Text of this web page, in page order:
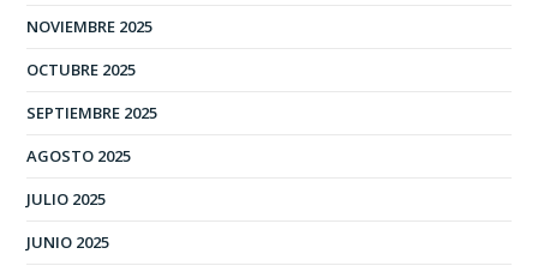
NOVIEMBRE 2025
OCTUBRE 2025
SEPTIEMBRE 2025
AGOSTO 2025
JULIO 2025
JUNIO 2025